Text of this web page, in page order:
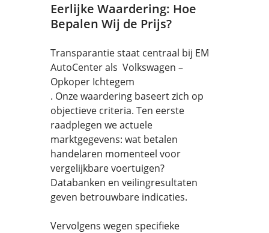
Eerlijke Waardering: Hoe
Bepalen Wij de Prijs?
Transparantie staat centraal bij EM
AutoCenter als Volkswagen –
Opkoper Ichtegem
. Onze waardering baseert zich op
objectieve criteria. Ten eerste
raadplegen we actuele
marktgegevens: wat betalen
handelaren momenteel voor
vergelijkbare voertuigen?
Databanken en veilingresultaten
geven betrouwbare indicaties.
Vervolgens wegen specifieke